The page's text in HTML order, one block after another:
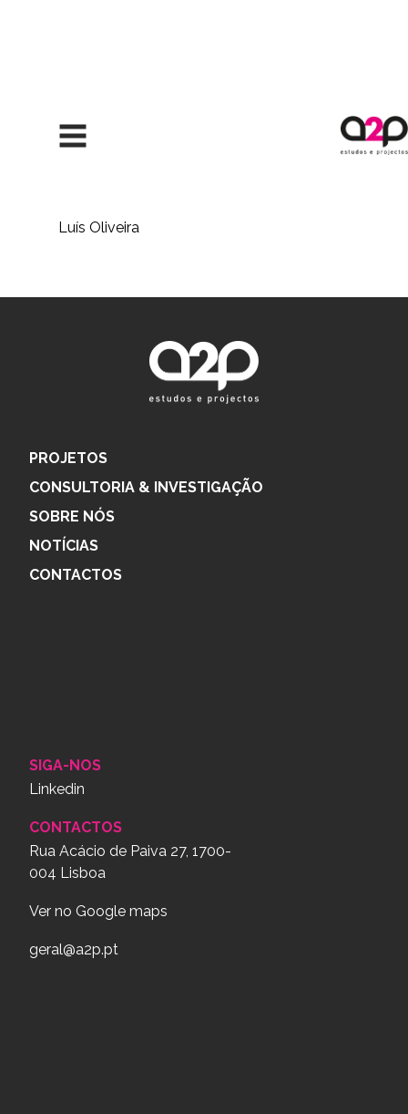
Luís Oliveira
PROJETOS
CONSULTORIA & INVESTIGAÇÃO
SOBRE NÓS
NOTÍCIAS
CONTACTOS
SIGA-NOS
Linkedin
CONTACTOS
Rua Acácio de Paiva 27, 1700-
004 Lisboa
Ver no Google maps
geral@a2p.pt